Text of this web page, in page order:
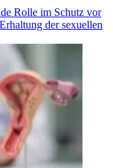
Rolle im Schutz vor
der sexuellen